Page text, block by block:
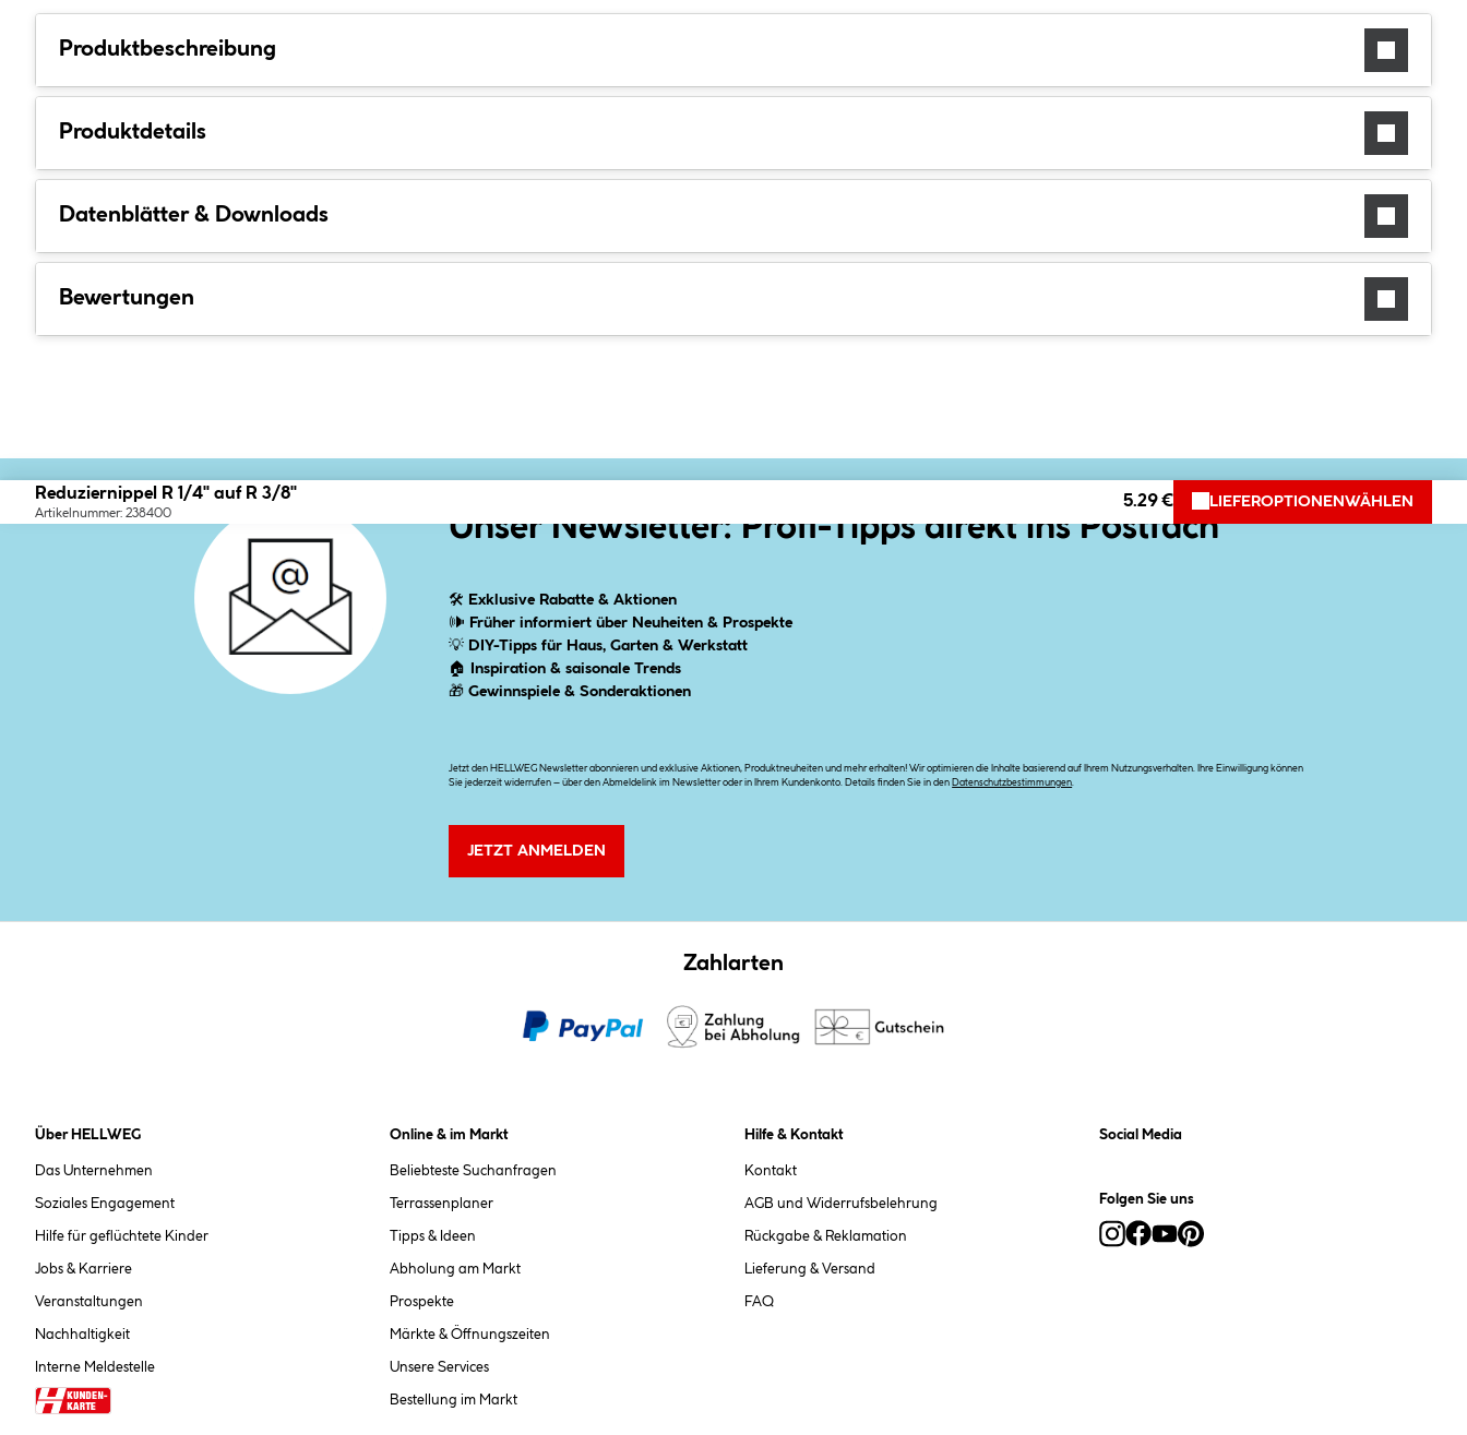
Produktbeschreibung
Produktdetails
Datenblätter & Downloads
Bewertungen
Reduziernippel R 1/4" auf R 3/8"
Artikelnummer: 238400
5.29 € LIEFEROPTIONEN WÄHLEN
Unser Newsletter: Profi-Tipps direkt ins Postfach
🛠 Exklusive Rabatte & Aktionen
🕪 Früher informiert über Neuheiten & Prospekte
💡 DIY-Tipps für Haus, Garten & Werkstatt
🏠
Inspiration & saisonale Trends
🎁Gewinnspiele & Sonderaktionen
Jetzt den HELLWEG Newsletter abonnieren und exklusive Aktionen, Produktneuheiten und mehr erhalten! Wir optimieren die Inhalte basierend auf Ihrem Nutzungsverhalten. Ihre Einwilligung können
Sie jederzeit widerrufen – über den Abmeldelink im Newsletter oder in Ihrem Kundenkonto. Details finden Sie in den Datenschutzbestimmungen.
JETZT ANMELDEN
Zahlarten
Über HELLWEG
Das Unternehmen
Soziales Engagement
Hilfe für geflüchtete Kinder
Jobs & Karriere
Veranstaltungen
Nachhaltigkeit
Interne Meldestelle
Online & im Markt
Beliebteste Suchanfragen
Terrassenplaner
Tipps & Ideen
Abholung am Markt
Prospekte
Märkte & Öffnungszeiten
Unsere Services
Bestellung im Markt
Hilfe & Kontakt
Kontakt
AGB und Widerrufsbelehrung
Rückgabe & Reklamation
Lieferung & Versand
FAQ
Social Media
Folgen Sie uns